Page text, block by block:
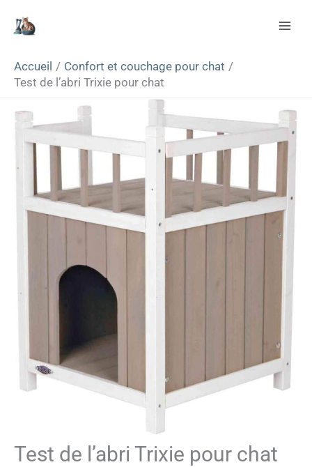
Accueil
Confort et couchage pour chat
Test de l’abri Trixie pour chat
Test de l’abri Trixie pour chat